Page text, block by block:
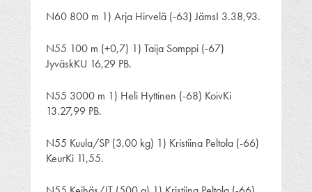
N60 800 m 1) Arja Hirvelä (-63) JämsI 3.38,93.
N55 100 m (+0,7) 1) Taija Somppi (-67)
JyväskKU 16,29 PB.
N55 3000 m 1) Heli Hyttinen (-68) KoivKi
13.27,99 PB.
N55 Kuula/SP (3,00 kg) 1) Kristiina Peltola (-66)
KeurKi 11,55.